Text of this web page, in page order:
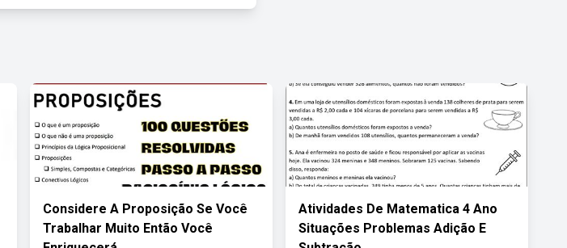
Considere A Proposição Se Você
Trabalhar Muito Então Você
Atividades De Matematica 4 Ano
Situações Problemas Adição E